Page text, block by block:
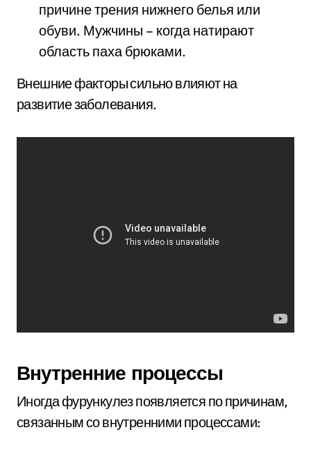
причине трения нижнего белья или
обуви. Мужчины – когда натирают
область паха брюками.
Внешние факторы сильно влияют на
развитие заболевания.
Внутренние процессы
Иногда фурункулез появляется по причинам,
связанным со внутренними процессами: